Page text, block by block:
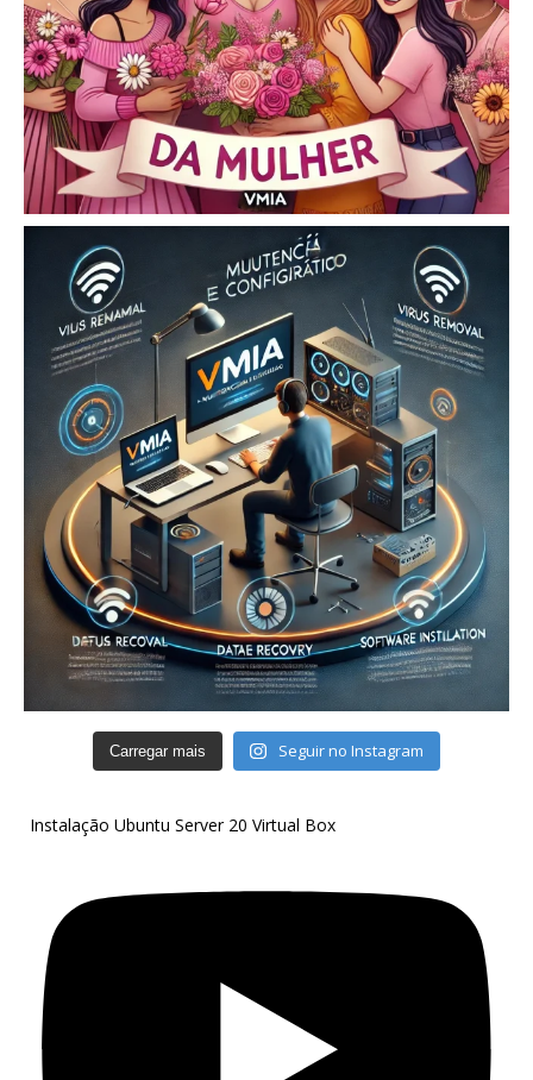
Carregar mais Seguir no Instagram
Instalação Ubuntu Server 20 Virtual Box